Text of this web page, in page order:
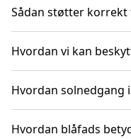
Sådan støtter
Hvordan vi kan
Hvordan
Hvordan blåfads